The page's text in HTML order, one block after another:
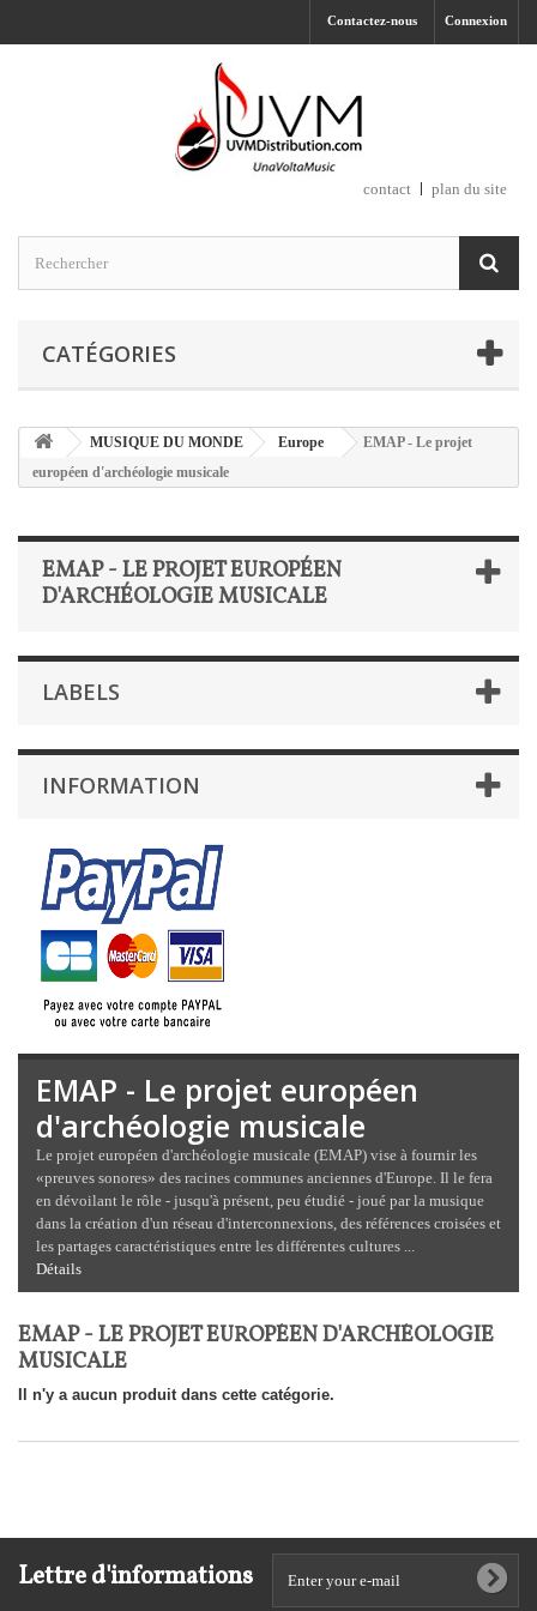
Connexion
Contactez-nous
contact plan du site
CATÉGORIES
MUSIQUE DU MONDE Europe
EMAP - Le projet
européen d'archéologie musicale
EMAP - LE PROJET EUROPÉEN
D'ARCHÉOLOGIE MUSICALE
LABELS
INFORMATION
EMAP - Le projet européen
d'archéologie musicale
Le projet européen d'archéologie musicale (EMAP) vise à fournir les
«preuves sonores» des racines communes anciennes d'Europe. Il le fera
en dévoilant le rôle - jusqu'à présent, peu étudié - joué par la musique
dans la création d'un réseau d'interconnexions, des références croisées et
les partages caractéristiques entre les différentes cultures ...
Détails
EMAP - LE PROJET EUROPÉEN D'ARCHÉOLOGIE
MUSICALE
Il n'y a aucun produit dans cette catégorie.
Lettre d'informations